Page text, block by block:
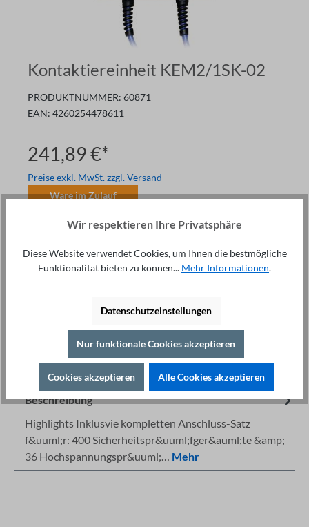
Kontaktiereinheit KEM2/1SK-02
PRODUKTNUMMER: 60871
EAN: 4260254478611
241,89 €*
Preise exkl. MwSt. zzgl. Versand
Ware im Zulauf
Details
Fachberatung unter
+49 421 277 9999
Beschreibung
Highlights Inklusvie kompletten Anschluss-Satz
f&uuml;r: 400 Sicherheitspr&uuml;fger&auml;te &amp;
36 Hochspannungspr&uuml;… Mehr
Wir respektieren Ihre Privatsphäre
Diese Website verwendet Cookies, um Ihnen die bestmögliche
Funktionalität bieten zu können... Mehr Informationen.
Datenschutzeinstellungen
Nur funktionale Cookies akzeptieren
Cookies akzeptieren Alle Cookies akzeptieren